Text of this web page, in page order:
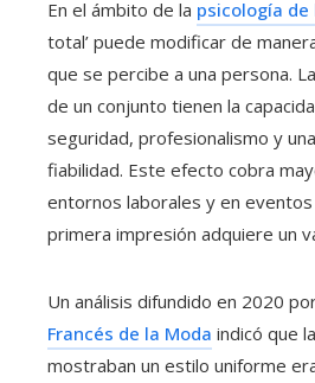
En el ámbito de la psicología de
total’ puede modificar de
que se percibe a una persona.
de un conjunto tienen la
seguridad, profesionalismo y
fiabilidad. Este efecto cobra
entornos laborales y en
primera impresión adquiere un
Un análisis difundido en 2020
Francés de la Moda indicó que
mostraban un estilo uniforme